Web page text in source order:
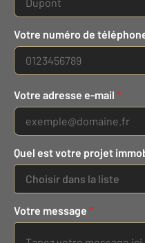
Votre numéro de
Votre adresse e-mail *
Quel est votre projet
Choisir dans la liste
Votre message *